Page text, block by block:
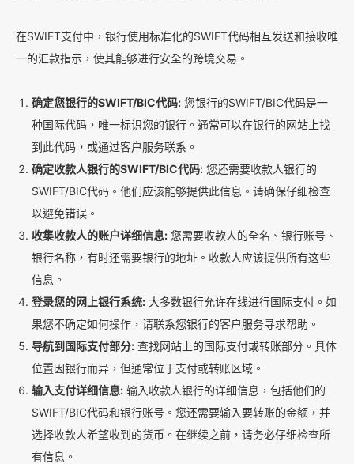
在SWIFT支付中，银行使用标准化的SWIFT代码相互发送和接收唯
一的汇款指示，使其能够进行安全的跨境交易。
确定您银行的SWIFT/BIC代码: 您银行的SWIFT/BIC代码是一
种国际代码，唯一标识您的银行。通常可以在银行的网站上找
到此代码，或通过客户服务联系。
确定收款人银行的SWIFT/BIC代码: 您还需要收款人银行的
SWIFT/BIC代码。他们应该能够提供此信息。请确保仔细检查
以避免错误。
收集收款人的账户详细信息: 您需要收款人的全名、银行账号、
银行名称，有时还需要银行的地址。收款人应该提供所有这些
信息。
登录您的网上银行系统: 大多数银行允许在线进行国际支付。如
果您不确定如何操作，请联系您银行的客户服务寻求帮助。
导航到国际支付部分: 查找网站上的国际支付或转账部分。具体
位置因银行而异，但通常位于支付或转账区域。
输入支付详细信息: 输入收款人银行的详细信息，包括他们的
SWIFT/BIC代码和银行账号。您还需要输入要转账的金额，并
选择收款人希望收到的货币。在继续之前，请务必仔细检查所
有信息。